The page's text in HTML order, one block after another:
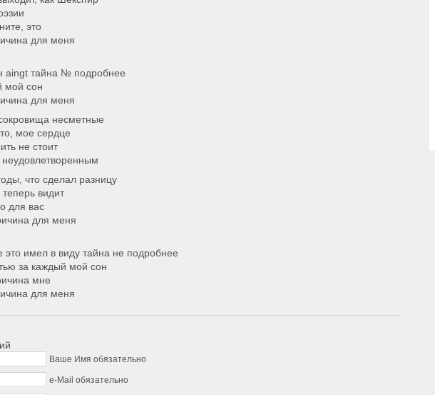
это
для меня
aingt тайна № подробнее
мой сон
для меня
несметные
мое сердце
не стоит
что сделал разницу
видит
для вас
для меня
это имел в виду тайна не подробнее
за каждый мой сон
мне
для меня
Ваше Имя обязательно
e-Mail обязательно